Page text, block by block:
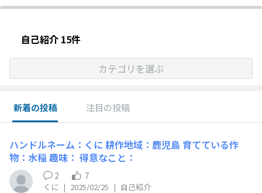
自己紹介 15件
カテゴリを選ぶ
新着の投稿 注目の投稿
ハンドルネーム：くに 耕作地域：鹿児島 育てている作
物：水稲 趣味： 得意なこと：
2 7
くに | 2025/02/25 | 自己紹介